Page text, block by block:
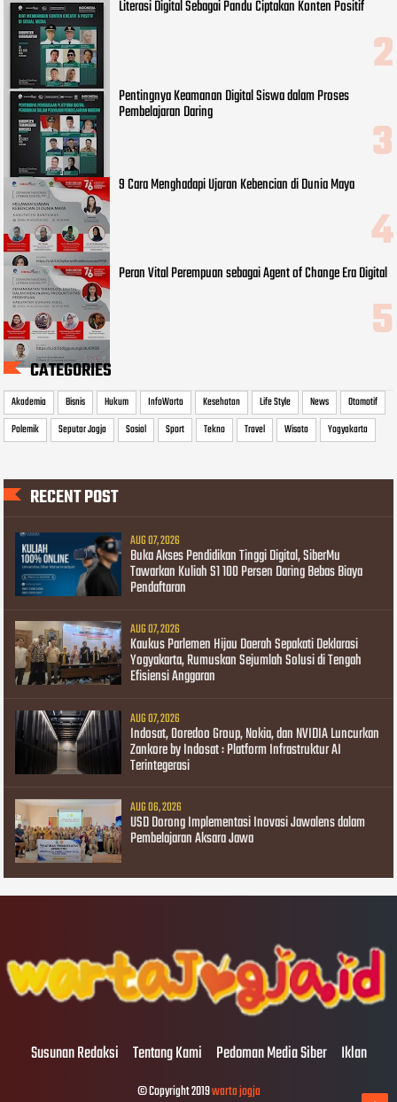
Literasi Digital Sebagai Pandu Ciptakan Konten Positif
Pentingnya Keamanan Digital Siswa dalam Proses
Pembelajaran Daring
9 Cara Menghadapi Ujaran Kebencian di Dunia Maya
Peran Vital Perempuan sebagai Agent of Change Era Digital
CATEGORIES
Akademia Bisnis Hukum InfoWarta Kesehatan Life Style News
Otomotif
Polemik
Seputar Jogja Sosial Sport Tekno Travel Wisata Yogyakarta
RECENT POST
AUG 07, 2026
Buka Akses Pendidikan Tinggi Digital, SiberMu
Tawarkan Kuliah S1 100 Persen Daring Bebas Biaya
Pendaftaran
AUG 07, 2026
Kaukus Parlemen Hijau Daerah Sepakati Deklarasi
Yogyakarta, Rumuskan Sejumlah Solusi di Tengah
Efisiensi Anggaran
AUG 07, 2026
Indosat, Ooredoo Group, Nokia, dan NVIDIA Luncurkan
Zankore by Indosat : Platform Infrastruktur AI
Terintegerasi
AUG 06, 2026
USD Dorong Implementasi Inovasi Jawalens dalam
Pembelajaran Aksara Jawa
Susunan Redaksi Tentang Kami Pedoman Media Siber Iklan
© Copyright 2019warta jogja